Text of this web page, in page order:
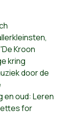
Kroon
kring
door de
en oud: Leren
for